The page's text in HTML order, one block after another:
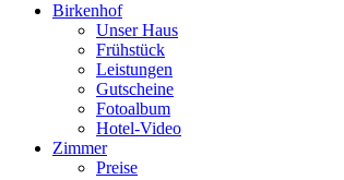
Birkenhof
Unser Haus
Frühstück
Leistungen
Gutscheine
Fotoalbum
Hotel-Video
Zimmer
Preise